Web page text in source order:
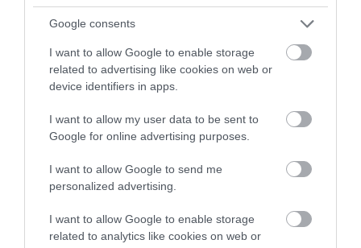
Google consents
I want to allow Google to enable storage
related to advertising like cookies on web or
device identifiers in apps.
I want to allow my user data to be sent to
Google for online advertising purposes.
I want to allow Google to send me
personalized advertising.
I want to allow Google to enable storage
related to analytics like cookies on web or